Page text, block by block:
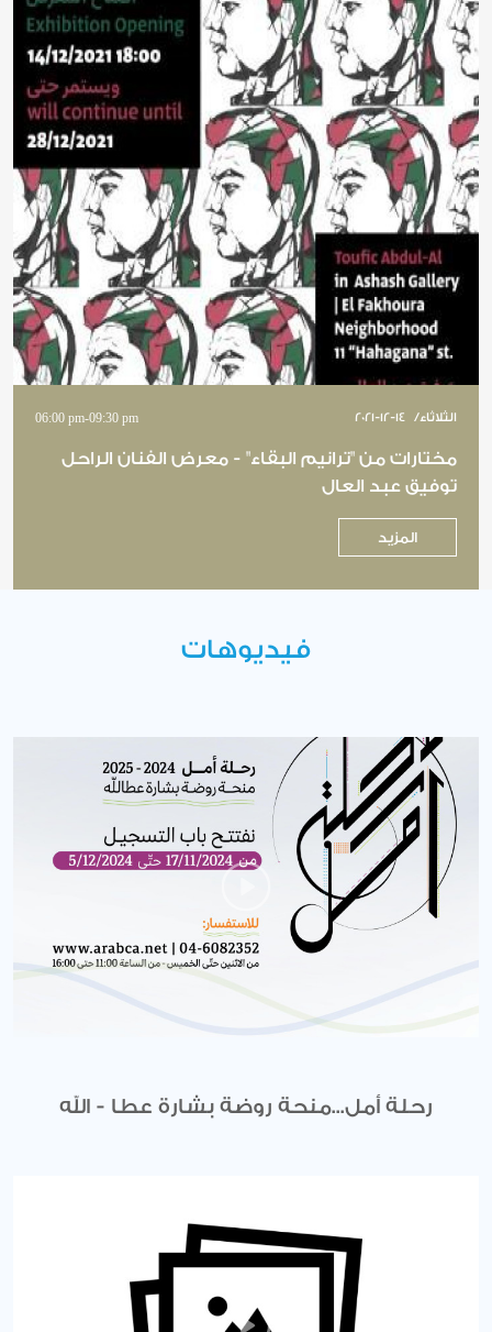
2021-12-14 الثلاثاء/
06:00 pm-09:30 pm
مختارات من "ترانيم البقاء" - معرض الفنان الراحل
توفيق عبد العال
المزيد
فيديوهات
رحلة أمل...منحة روضة بشارة عطا - الله